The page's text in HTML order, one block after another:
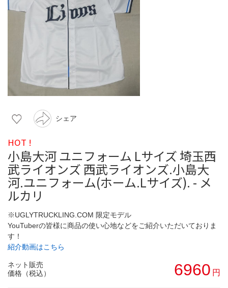
シェア
HOT !
小島大河 ユニフォーム Lサイズ 埼玉西
武ライオンズ 西武ライオンズ.小島大
河.ユニフォーム(ホーム.Lサイズ). - メ
ルカリ
※UGLYTRUCKLING.COM 限定モデル
YouTuberの皆様に商品の使い心地などをご紹介いただいておりま
す！
紹介動画はこちら
ネット販売
価格（税込）
6960 円